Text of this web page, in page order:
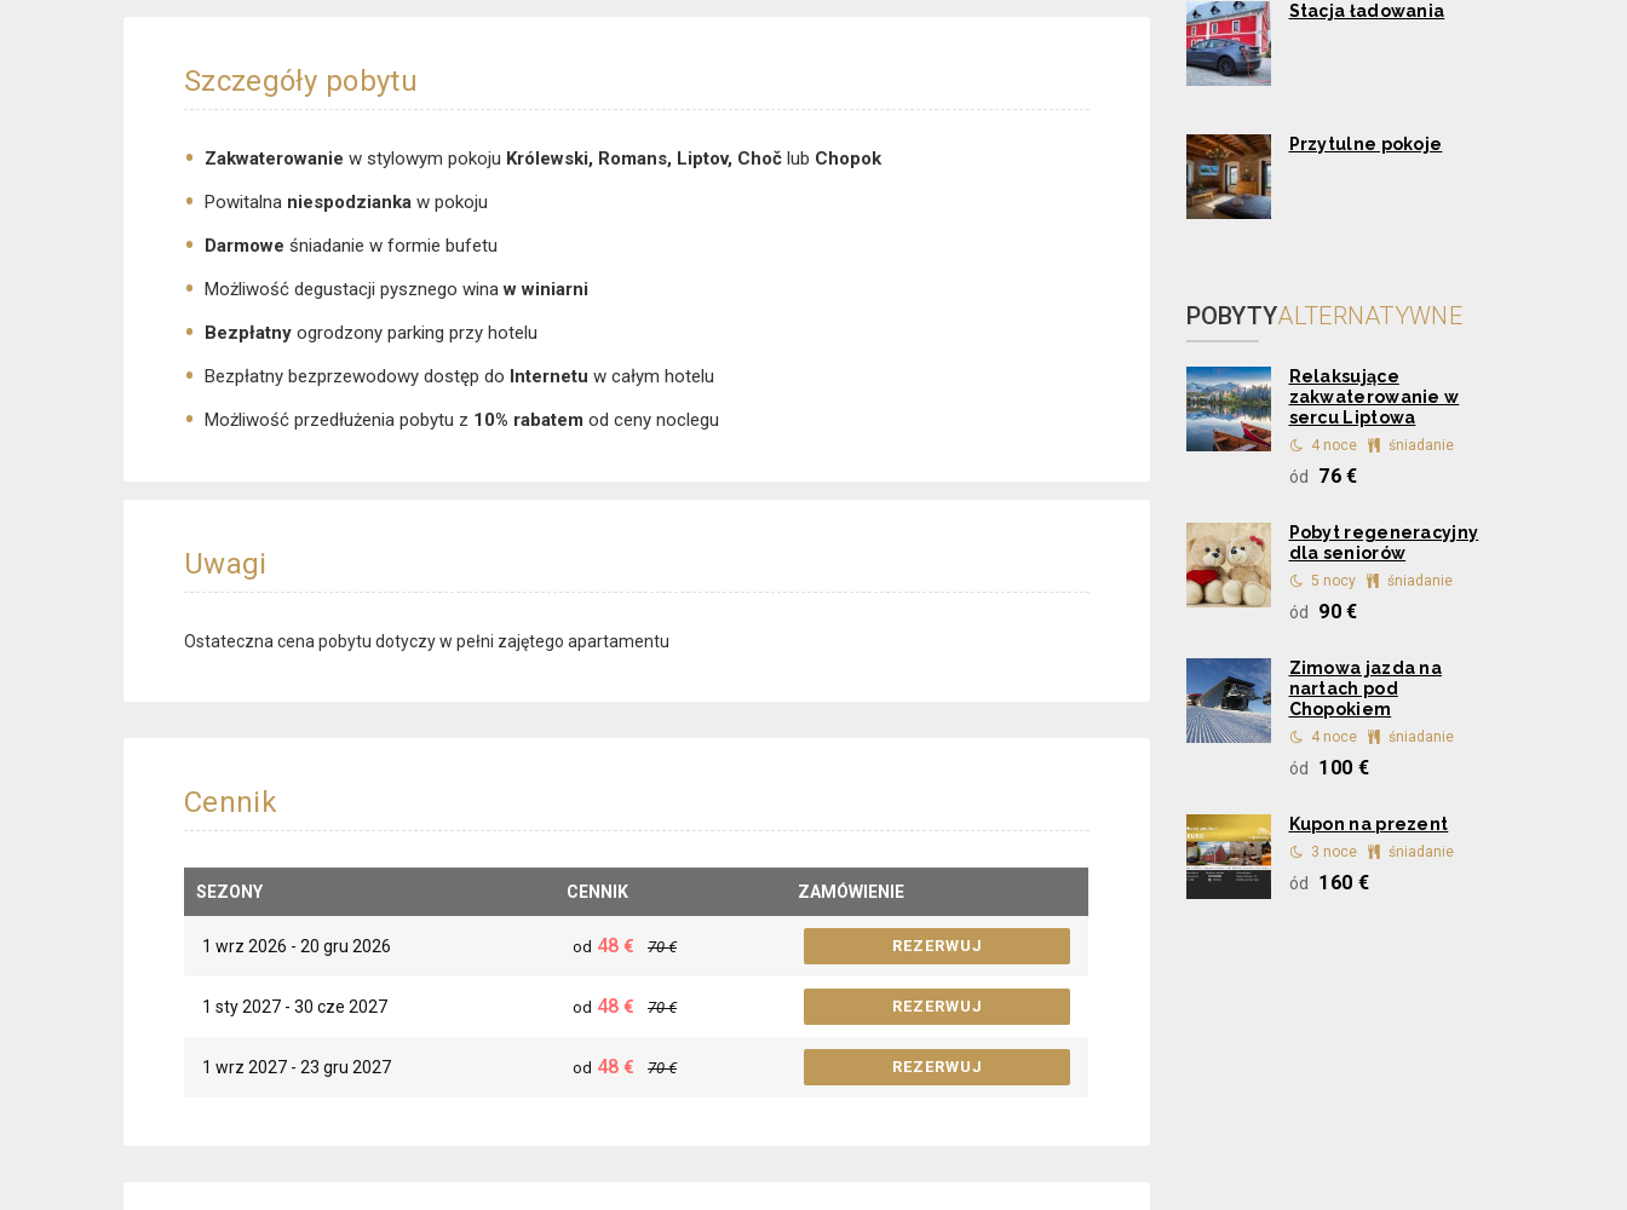
Szczegóły pobytu
Zakwaterowanie w stylowym pokoju Królewski, Romans, Liptov, Choč lub Chopok
Powitalna niespodzianka w pokoju
Darmowe śniadanie w formie bufetu
Możliwość degustacji pysznego winaw winiarni
Bezpłatny ogrodzony parking przy hotelu
Bezpłatny bezprzewodowy dostęp do Internetu w całym hotelu
Możliwość przedłużenia pobytu z 10% rabatem od ceny noclegu
Uwagi
Ostateczna cena pobytu dotyczy w pełni zajętego apartamentu​
Cennik
SEZONY CENNIK ZAMÓWIENIE
1 wrz 2026 - 20 gru 2026 od 48 € 70€ REZERWUJ
1 sty 2027 - 30 cze 2027 od 48 € 70€ REZERWUJ
1 wrz 2027 - 23 gru 2027 od 48 € 70€ REZERWUJ
Stacja ładowania
Przytulne pokoje
POBYTYALTERNATYWNE
Relaksujące
zakwaterowanie w
sercu Liptowa
4 noce śniadanie
ód 76 €
Pobyt regeneracyjny
dla seniorów
5 nocy śniadanie
ód 90 €
Zimowa jazda na
nartach pod
Chopokiem
4 noce śniadanie
ód 100 €
Kupon na prezent
3 noce śniadanie
ód 160 €